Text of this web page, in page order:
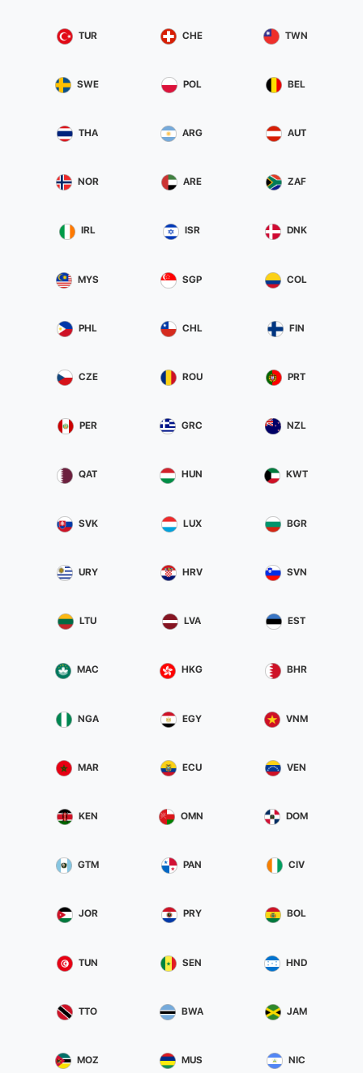
TUR CHE TWN
SWE POL BEL
THA ARG AUT
NOR ARE ZAF
IRL ISR DNK
MYS SGP COL
PHL CHL FIN
CZE ROU PRT
PER GRC NZL
QAT HUN KWT
SVK LUX BGR
URY HRV SVN
LTU LVA EST
MAC HKG BHR
NGA EGY VNM
MAR ECU VEN
KEN OMN DOM
GTM PAN CIV
JOR PRY BOL
TUN SEN HND
TTO BWA JAM
MOZ MUS NIC